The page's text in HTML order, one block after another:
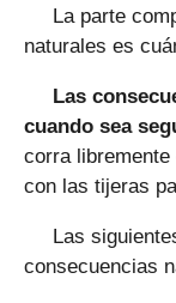
La parte
naturales es
Las
cuando sea
corra
con las tijeras
Las
consecuencias